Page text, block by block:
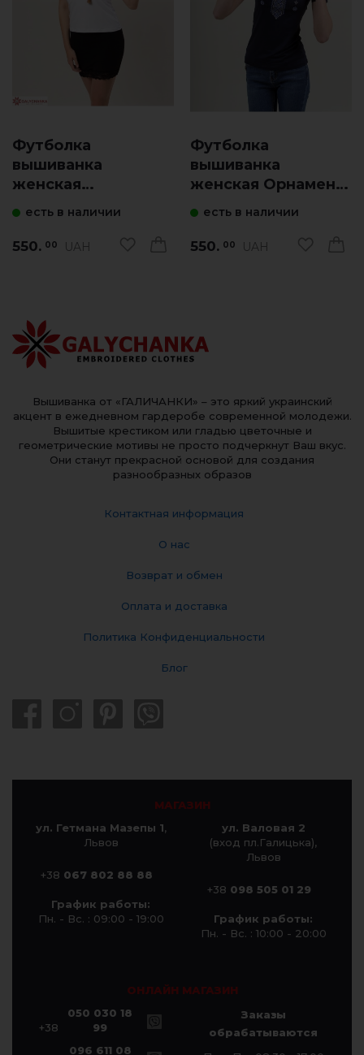
Футболка
вышиванка
женская
(белая)
есть в наличии
550. 00 UAH
Футболка
вышиванка
женская Орнамент
есть в наличии
550. 00 UAH
Вышиванка от «ГАЛИЧАНКИ» – это яркий украинский
акцент в ежедневном гардеробе современной молодежи.
Вышитые крестиком или гладью цветочные и
геометрические мотивы не просто подчеркнут Ваш вкус.
Они станут прекрасной основой для создания
разнообразных образов
Контактная информация
О нас
Возврат и обмен
Оплата и доставка
Политика Конфиденциальности
Блог
МАГАЗИН
ул. Гетмана Мазепы 1,
Львов
+38 067 802 88 88
График работы:
Пн. - Вс. : 09:00 - 19:00
ул. Валовая 2
(вход пл.Галицька),
Львов
+38 098 505 01 29
График работы:
Пн. - Вс. : 10:00 - 20:00
ОНЛАЙН МАГАЗИН
+38
050 030 18
99
096 611 08
Заказы
обрабатываются